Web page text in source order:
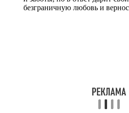
безграничную любовь и